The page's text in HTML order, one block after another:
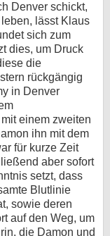
Denver schickt,
lässt Klaus
sich zum
dies, um Druck
die
rückgängig
in Denver
einem zweiten
ihn mit dem
für kurze Zeit
aber sofort
setzt, dass
Blutlinie
sowie deren
auf den Weg, um
die Damon und